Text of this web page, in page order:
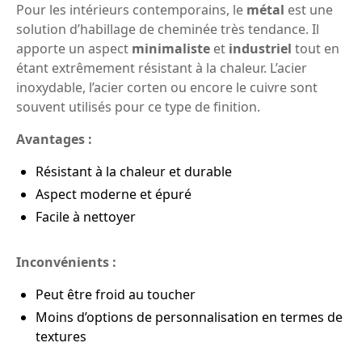
Pour les intérieurs contemporains, le métal est une
solution d’habillage de cheminée très tendance. Il
apporte un aspect minimaliste et industriel tout en
étant extrêmement résistant à la chaleur. L’acier
inoxydable, l’acier corten ou encore le cuivre sont
souvent utilisés pour ce type de finition.
Avantages :
Résistant à la chaleur et durable
Aspect moderne et épuré
Facile à nettoyer
Inconvénients :
Peut être froid au toucher
Moins d’options de personnalisation en termes de
textures